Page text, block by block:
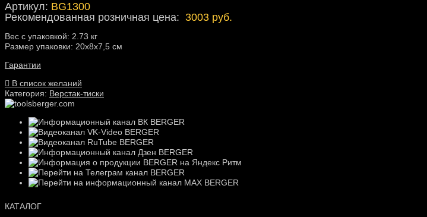
Артикул: BG1300
Рекомендованная розничная цена: 3003 руб.
Вес с упаковкой: 2.73 кг
Размер упаковки: 20х8х7,5 см
Гарантии
В список желаний
Категория: Верстак-тиски
КАТАЛОГ